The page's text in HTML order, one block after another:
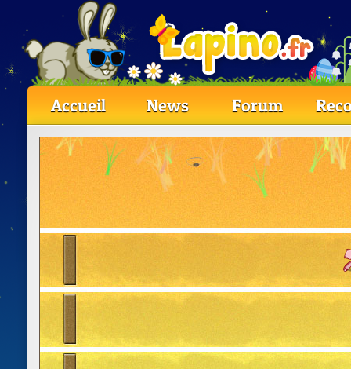
Accueil News Forum